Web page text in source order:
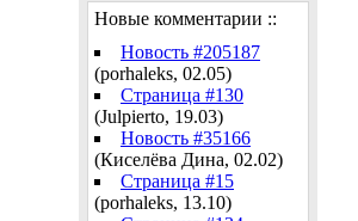
Новые комментарии ::
Новость #205187
(porhaleks, 02.05)
Страница #130
(Julpierto, 19.03)
Новость #35166
(Киселёва Дина, 02.02)
Страница #15
(porhaleks, 13.10)